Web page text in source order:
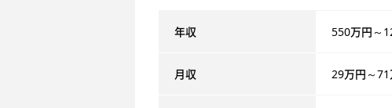
年収 550万円～
月収 29万円～71